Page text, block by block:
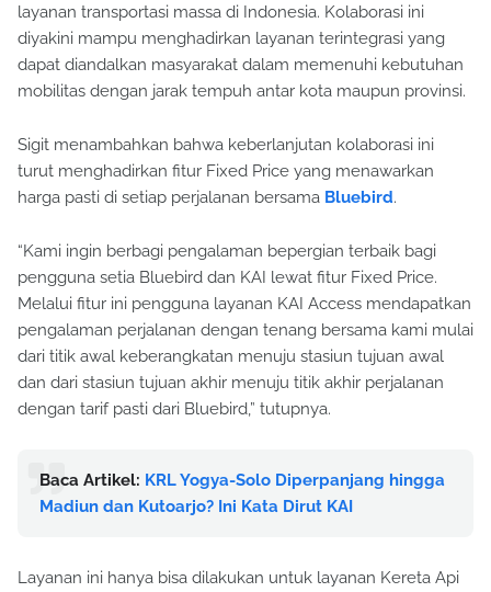
layanan transportasi massa di Indonesia. Kolaborasi ini
diyakini mampu menghadirkan layanan terintegrasi yang
dapat diandalkan masyarakat dalam memenuhi kebutuhan
mobilitas dengan jarak tempuh antar kota maupun provinsi.
Sigit menambahkan bahwa keberlanjutan kolaborasi ini
turut menghadirkan fitur Fixed Price yang menawarkan
harga pasti di setiap perjalanan bersama Bluebird.
“Kami ingin berbagi pengalaman bepergian terbaik bagi
pengguna setia Bluebird dan KAI lewat fitur Fixed Price.
Melalui fitur ini pengguna layanan KAI Access mendapatkan
pengalaman perjalanan dengan tenang bersama kami mulai
dari titik awal keberangkatan menuju stasiun tujuan awal
dan dari stasiun tujuan akhir menuju titik akhir perjalanan
dengan tarif pasti dari Bluebird,” tutupnya.
Baca Artikel: KRL Yogya-Solo Diperpanjang hingga
Madiun dan Kutoarjo? Ini Kata Dirut KAI
Layanan ini hanya bisa dilakukan untuk layanan Kereta Api